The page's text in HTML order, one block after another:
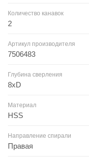
Количество канавок
2
Артикул производителя
7506483
Глубина сверления
8xD
Материал
HSS
Направление спирали
Правая